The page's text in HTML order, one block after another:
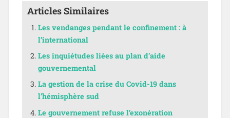
Articles Similaires
Les vendanges pendant le confinement : à
l’international
Les inquiétudes liées au plan d’aide
gouvernemental
La gestion de la crise du Covid-19 dans
l’hémisphère sud
Le gouvernement refuse l’exonération